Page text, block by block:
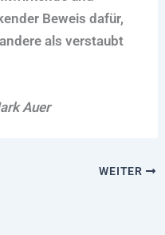
Beweis dafür,
als verstaubt
Auer
WEITER